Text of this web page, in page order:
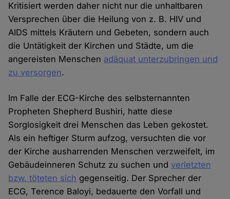
Kritisiert werden daher nicht nur die unhaltbaren
Versprechen über die Heilung von z. B. HIV und
AIDS mittels Kräutern und Gebeten, sondern auch
die Untätigkeit der Kirchen und Städte, um die
angereisten Menschen adäquat unterzubringen und
zu versorgen.
Im Falle der ECG-Kirche des selbsternannten
Propheten Shepherd Bushiri, hatte diese
Sorglosigkeit drei Menschen das Leben gekostet.
Als ein heftiger Sturm aufzog, versuchten die vor
der Kirche ausharrenden Menschen verzweifelt, im
Gebäudeinneren Schutz zu suchen undverletzten
bzw. töteten sich gegenseitig. Der Sprecher der
ECG, Terence Baloyi, bedauerte den Vorfall und